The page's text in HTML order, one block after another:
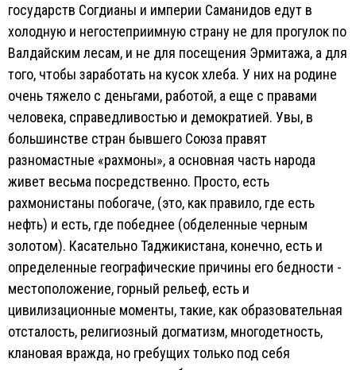
государств Согдианы и империи Саманидов едут в
холодную и негостеприимную страну не для прогулок по
Валдайским лесам, и не для посещения Эрмитажа, а для
того, чтобы заработать на кусок хлеба. У них на родине
очень тяжело с деньгами, работой, а еще с правами
человека, справедливостью и демократией. Увы, в
большинстве стран бывшего Союза правят
разномастные «рахмоны», а основная часть народа
живет весьма посредственно. Просто, есть
рахмонистаны побогаче, (это, как правило, где есть
нефть) и есть, где победнее (обделенные черным
золотом). Касательно Таджикистана, конечно, есть и
определенные географические причины его бедности -
местоположение, горный рельеф, есть и
цивилизационные моменты, такие, как образовательная
отсталость, религиозный догматизм, многодетность,
клановая вражда, но гребущих только под себя